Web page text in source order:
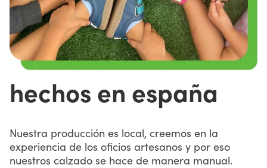
hechos en españa
Nuestra producción es local, creemos en la
experiencia de los oficios artesanos y por eso
nuestros calzado se hace de manera manual.